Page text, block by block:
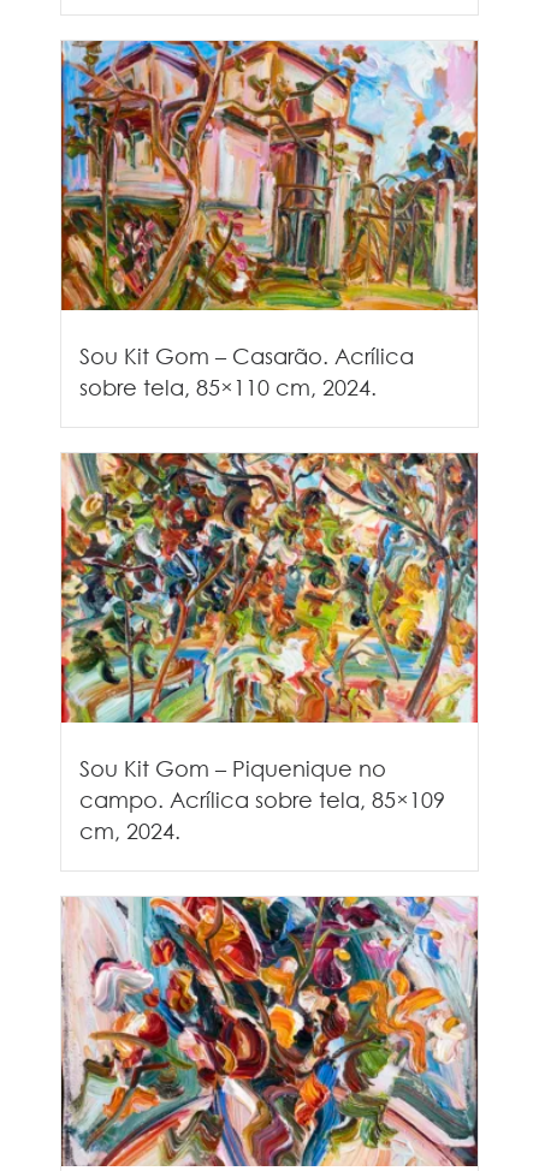
Sou Kit Gom – Casarão. Acrílica
sobre tela, 85×110 cm, 2024.
Sou Kit Gom – Piquenique no
campo. Acrílica sobre tela, 85×109
cm, 2024.